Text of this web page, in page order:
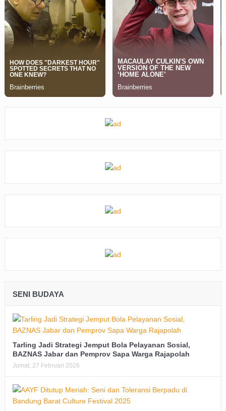
SENI BUDAYA
Tarling Jadi Strategi Jemput Bola Pelayanan Sosial,
BAZNAS Jabar dan Pemprov Sapa Warga Rajapolah
Jumat, 27 Februari 2026